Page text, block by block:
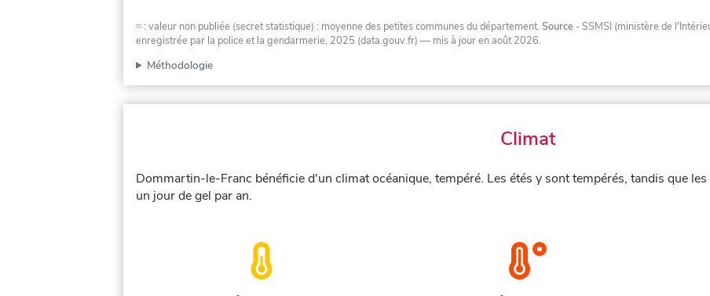
≈ : valeur non publiée (secret statistique) : moyenne des petites communes du département. Source - SSMSI (ministère de
enregistrée par la police et la gendarmerie, 2025 (data.gouv.fr) — mis à jour en août 2026.
Méthodologie
Climat
Dommartin-le-Franc bénéficie d'un climat océanique, tempéré. Les étés y sont tempérés, tandis que
un jour de gel par an.